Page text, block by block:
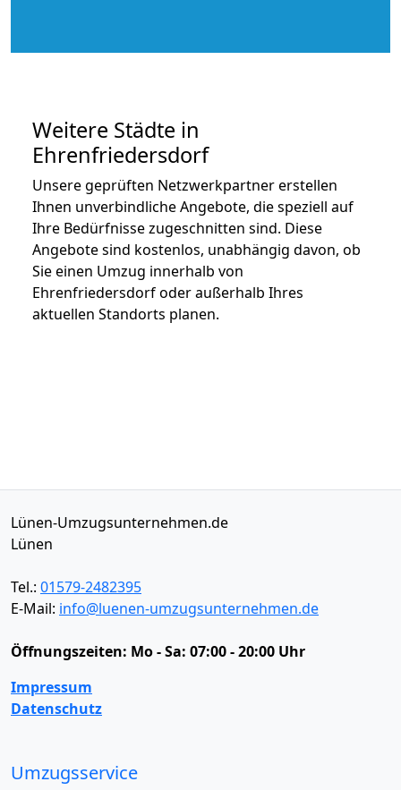
Weitere Städte in
Ehrenfriedersdorf
Unsere geprüften Netzwerkpartner erstellen
Ihnen unverbindliche Angebote, die speziell auf
Ihre Bedürfnisse zugeschnitten sind. Diese
Angebote sind kostenlos, unabhängig davon, ob
Sie einen Umzug innerhalb von
Ehrenfriedersdorf oder außerhalb Ihres
aktuellen Standorts planen.
Lünen-Umzugsunternehmen.de
Lünen
Tel.: 01579-2482395
E-Mail: info@luenen-umzugsunternehmen.de
Öffnungszeiten: Mo - Sa: 07:00 - 20:00 Uhr
Impressum
Datenschutz
Umzugsservice